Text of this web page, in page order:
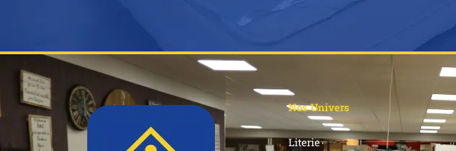
Nos Univers
Literie